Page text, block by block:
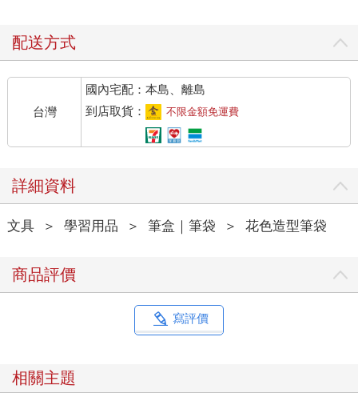
配送方式
台灣
國內宅配：本島、離島
到店取貨：
不限金額免運費
詳細資料
文具 ＞ 學習用品 ＞ 筆盒｜筆袋 ＞ 花色造型筆袋
商品評價
寫評價
相關主題